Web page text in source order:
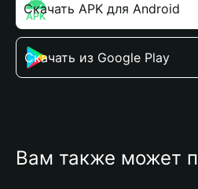
Скачать APK для Android
Скачать из Google Play
Вам также может